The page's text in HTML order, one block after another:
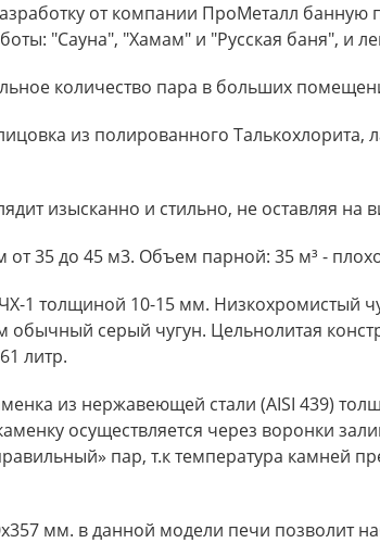
от компании ПроМеталл
"Сауна", "Хамам" и "Русская баня", и
количество пара в больших
из полированного
изысканно и стильно, не оставляя на
35 до 45 м3. Объем парной: 35 м³ -
1 толщиной 10-15 мм. Низкохромистый
обычный серый чугун. Цельнолитая
литр.
из нержавеющей стали (AISI 439)
осуществляется через воронки
пар, т.к температура камней
мм. в данной модели печи позволит